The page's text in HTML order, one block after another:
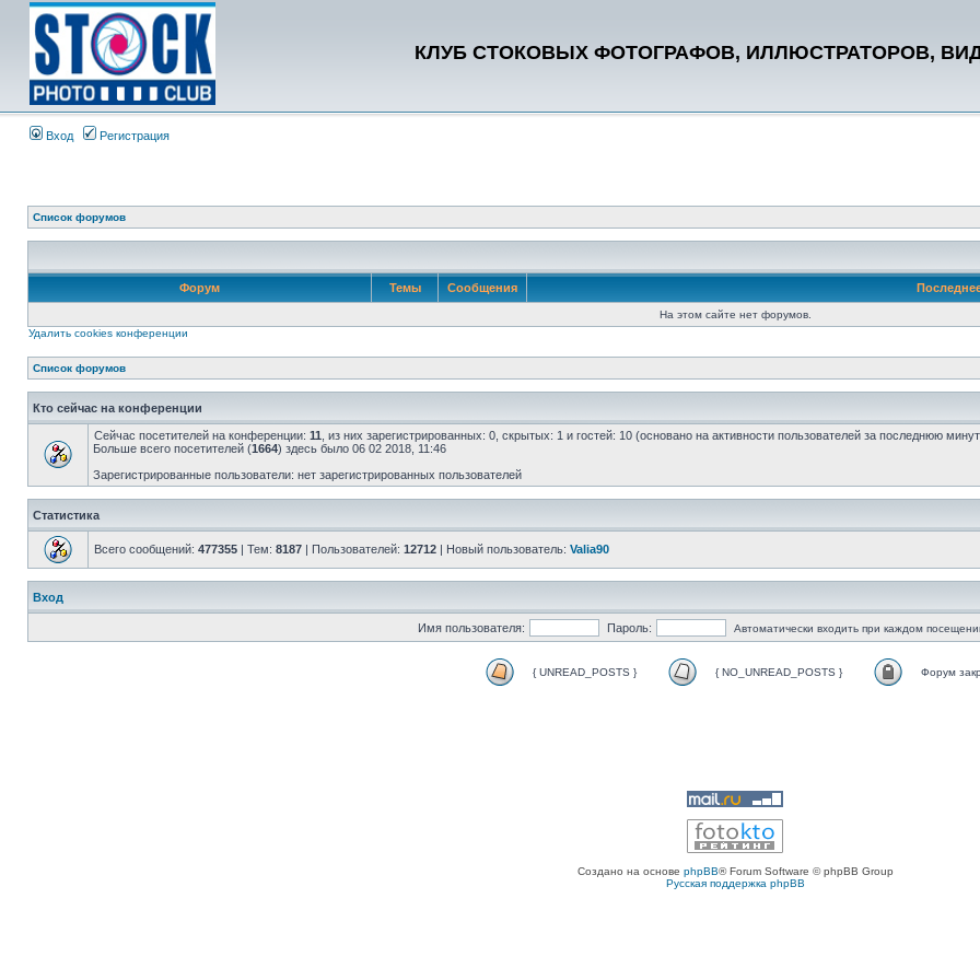
КЛУБ СТОКОВЫХ ФОТОГРАФОВ, ИЛЛЮСТРАТОРОВ,
Вход Регистрация
Список форумов
Форум Темы Сообщения
На этом сайте нет форумов.
Удалить cookies конференции
Список форумов
Кто сейчас на конференции
Сейчас посетителей на конференции: 11 , из них зарегистрированных: 0, скрытых: 1 и гостей: 10 (основано на активности пользователей за последнюю
Больше всего посетителей (1664) здесь было 06 02 2018, 11:46
Зарегистрированные пользователи: нет зарегистрированных пользователей
Статистика
Всего сообщений: 477355 | Тем: 8187 | Пользователей: 12712 | Новый пользователь: Valia90
Вход
Имя пользователя: Пароль: Автоматически входить при каждом
{ UNREAD_POSTS } { NO_UNREAD_POSTS } Форум
Создано на основе phpBB® Forum Software © phpBB Group
Русская поддержка phpBB